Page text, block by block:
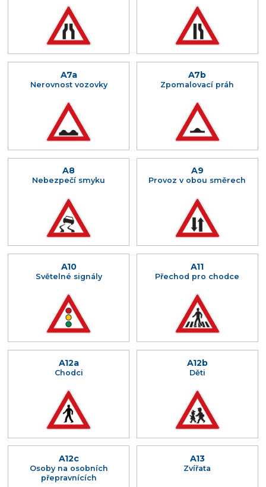
A7a
Nerovnost vozovky
A7b
Zpomalovací práh
A8
Nebezpečí smyku
A9
Provoz v obou směrech
A10
Světelné signály
A11
Přechod pro chodce
A12a
Chodci
A12b
Děti
A12c
Osoby na osobních
přepravnících
A13
Zvířata